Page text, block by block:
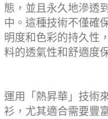
態，並且永久地滲透
中。這種技術不僅確
明度和色彩的持久性
料的透氣性和舒適度
運用「熱昇華」技術
衫，尤其適合需要豐